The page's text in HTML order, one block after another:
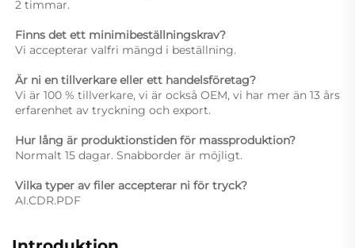
2 timmar.
Finns det ett minimibeställningskrav?
Vi accepterar valfri mängd i beställning.
Är ni en tillverkare eller ett handelsföretag?
Vi är 100 % tillverkare, vi är också OEM, vi har mer än 13 års
erfarenhet av tryckning och export.
Hur lång är produktionstiden för massproduktion?
Normalt 15 dagar. Snabborder är möjligt.
Vilka typer av filer accepterar ni för tryck?
AI.CDR.PDF